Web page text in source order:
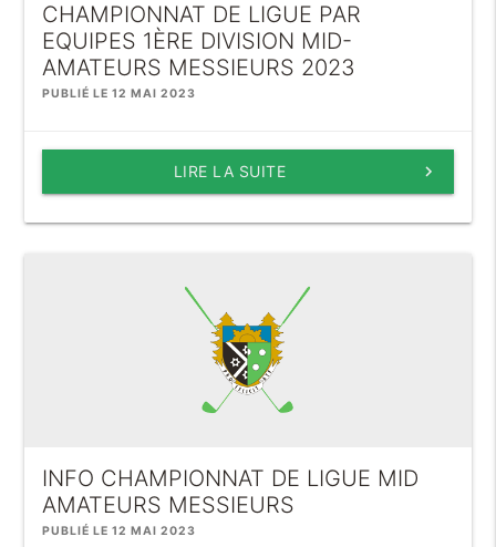
CHAMPIONNAT DE LIGUE PAR
EQUIPES 1ÈRE DIVISION MID-
AMATEURS MESSIEURS 2023
PUBLIÉ LE 12 MAI 2023
keyboard_arrow_right
LIRE LA SUITE
INFO CHAMPIONNAT DE LIGUE MID
AMATEURS MESSIEURS
PUBLIÉ LE 12 MAI 2023